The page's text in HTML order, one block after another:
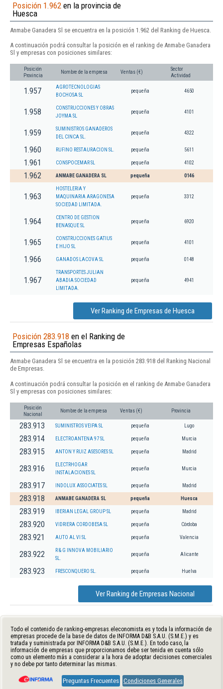
Posición 1.962 en la provincia de
Huesca
Anmabe Ganadera Sl se encuentra en la posición 1.962 del Ranking de Huesca.
A continuación podrá consultar la posición en el ranking de Anmabe Ganadera
Sl y empresas con posiciones similares:
Posición
Provincia
Nombre de la empresa Ventas (€)
Sector
Actividad
1.957
AGROTECNOLOGIAS
BOCHOSA SL
pequeña 4650
1.958
CONSTRUCCIONES Y OBRAS
JOYMA SL
pequeña 4101
1.959
SUMINISTROS GANADEROS
DEL CINCA SL.
pequeña 4322
1.960 RUFINO RESTAURACION SL. pequeña 5611
1.961 CONSPOCEMAR SL pequeña 4102
1.962 ANMABE GANADERA SL pequeña 0146
1.963
HOSTELERIA Y
MAQUINARIA ARAGONESA
SOCIEDAD LIMITADA.
pequeña 3312
1.964
CENTRO DE GESTION
BENASQUE SL
pequeña 6920
1.965
CONSTRUCCIONES GATIUS
E HIJO SL
pequeña 4101
1.966 GANADOS LACOVA SL pequeña 0148
1.967
TRANSPORTES JULIAN
ABADIA SOCIEDAD
LIMITADA.
pequeña 4941
Ver Ranking de Empresas de Huesca
Posición 283.918 en el Ranking de
Empresas Españolas
Anmabe Ganadera Sl se encuentra en la posición 283.918 del Ranking Nacional
de Empresas.
A continuación podrá consultar la posición en el ranking de Anmabe Ganadera
Sl y empresas con posiciones similares:
Posición
Nacional
Nombre de la empresa Ventas (€) Provincia
283.913 SUMINISTROS VEIPA SL pequeña Lugo
283.914 ELECTROANTENA 97 SL pequeña Murcia
283.915 ANTON Y RUIZ ASESORES SL pequeña Madrid
283.916
ELECTRHOGAR
INSTALACIONES SL
pequeña Murcia
283.917 INDOLUX ASSOCIATES SL pequeña Madrid
283.918 ANMABE GANADERA SL pequeña Huesca
283.919 IBERIAN LEGAL GROUP SL pequeña Madrid
283.920 VIDRIERA CORDOBESA SL pequeña Córdoba
283.921 AUTO AL VI SL pequeña Valencia
283.922
R & G INNOVA MOBILIARIO
SL.
pequeña Alicante
283.923 FRESCONQUERO SL. pequeña Huelva
Ver Ranking de Empresas Nacional
Todo el contenido de ranking-empresas.eleconomista.es y toda la información de
empresas procede de la base de datos de INFORMA D&B S.A.U. (S.M.E.) y es
tratada y suministrada por INFORMA D&B S.A.U. (S.M.E.). En todo caso, la
información de empresas que proporcionamos debe ser tenida en cuenta sólo
como un elemento más a considerar a la hora de adoptar decisiones comerciales
y no debe por tanto determinar las mismas.
Preguntas Frecuentes Condiciones Generales